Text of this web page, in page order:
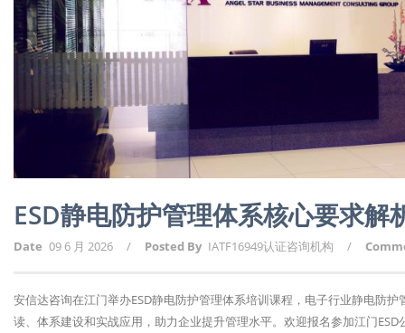
ESD静电防护管理体系核心要求解
Date 09 6 月 2026 / Posted By IATF16949认证咨询机构 /
安信达咨询在江门举办ESD静电防护管理体系培训课程，电子行业静电防
读、体系建设和实战应用，助力企业提升管理水平。欢迎报名参加江门ESD